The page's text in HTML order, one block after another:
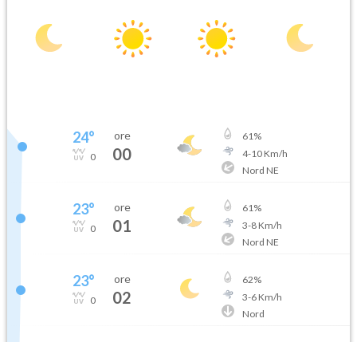
24°
0
ore
00
61%
4-10Km/h
Nord NE
23°
0
ore
01
61%
3-8Km/h
Nord NE
23°
0
ore
02
62%
3-6Km/h
Nord